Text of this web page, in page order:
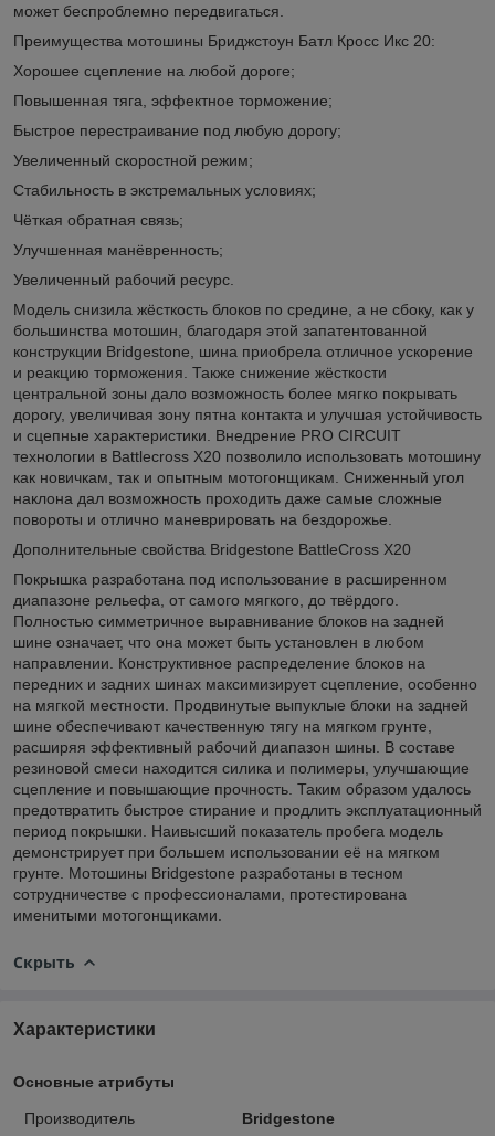
может беспроблемно передвигаться.
Преимущества мотошины Бриджстоун Батл Кросс Икс 20:
Хорошее сцепление на любой дороге;
Повышенная тяга, эффектное торможение;
Быстрое перестраивание под любую дорогу;
Увеличенный скоростной режим;
Стабильность в экстремальных условиях;
Чёткая обратная связь;
Улучшенная манёвренность;
Увеличенный рабочий ресурс.
Модель снизила жёсткость блоков по средине, а не сбоку, как у
большинства мотошин, благодаря этой запатентованной
конструкции Bridgestone, шина приобрела отличное ускорение
и реакцию торможения. Также снижение жёсткости
центральной зоны дало возможность более мягко покрывать
дорогу, увеличивая зону пятна контакта и улучшая устойчивость
и сцепные характеристики. Внедрение PRO CIRCUIT
технологии в Battlecross X20 позволило использовать мотошину
как новичкам, так и опытным мотогонщикам. Сниженный угол
наклона дал возможность проходить даже самые сложные
повороты и отлично маневрировать на бездорожье.
Дополнительные свойства Bridgestone BattleCross X20
Покрышка разработана под использование в расширенном
диапазоне рельефа, от самого мягкого, до твёрдого.
Полностью симметричное выравнивание блоков на задней
шине означает, что она может быть установлен в любом
направлении. Конструктивное распределение блоков на
передних и задних шинах максимизирует сцепление, особенно
на мягкой местности. Продвинутые выпуклые блоки на задней
шине обеспечивают качественную тягу на мягком грунте,
расширяя эффективный рабочий диапазон шины. В составе
резиновой смеси находится силика и полимеры, улучшающие
сцепление и повышающие прочность. Таким образом удалось
предотвратить быстрое стирание и продлить эксплуатационный
период покрышки. Наивысший показатель пробега модель
демонстрирует при большем использовании её на мягком
грунте. Мотошины Bridgestone разработаны в тесном
сотрудничестве с профессионалами, протестирована
именитыми мотогонщиками.
Скрыть
Характеристики
Основные атрибуты
Производитель Bridgestone